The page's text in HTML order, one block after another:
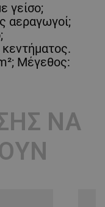
γείσο;
αεραγωγοί;
Μέγεθος:
ΝΑ